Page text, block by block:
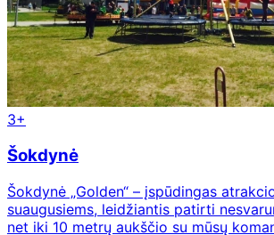
3+
Šokdynė
Šokdynė „Golden“ – įspūdingas
suaugusiems, leidžiantis patirti
net iki 10 metrų aukščio su mūsų